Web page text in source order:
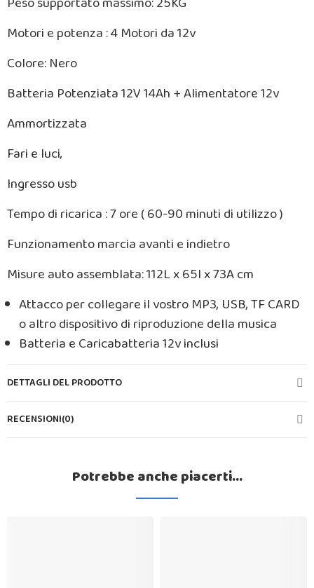
Motori e potenza : 4 Motori da 12v
Colore: Nero
Batteria Potenziata 12V 14Ah + Alimentatore 12v
Ammortizzata
Fari e luci,
Ingresso usb
Tempo di ricarica : 7 ore ( 60-90 minuti di utilizzo )
Funzionamento marcia avanti e indietro
Misure auto assemblata: 112L x 65l x 73A cm
Attacco per collegare il vostro MP3, USB, TF CARD
o altro dispositivo di riproduzione della musica
Batteria e Caricabatteria 12v inclusi
DETTAGLI DEL PRODOTTO
RECENSIONI(0)
Potrebbe anche piacerti...